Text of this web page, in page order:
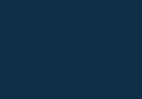
durante el vuelo